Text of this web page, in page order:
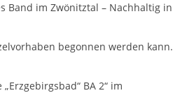
Band im Zwönitztal – Nachhaltig in
begonnen werden kann.
BA 2“ im